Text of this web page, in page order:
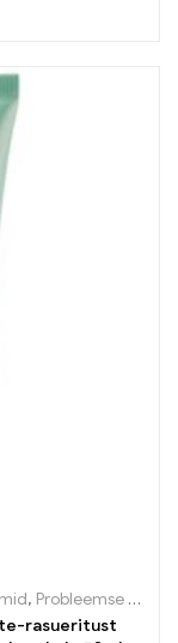
, Probleemse naha tooted
rasueritust